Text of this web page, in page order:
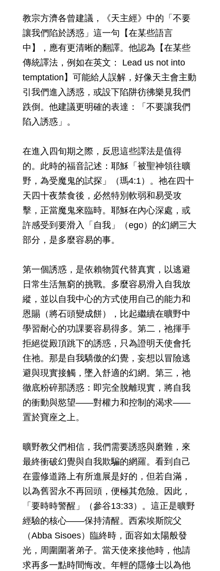
教宗方濟各曾建議，《天主經》中的「不要
讓我們陷於誘惑」這一句【在某些語言
中】，應有更清晰的翻譯。他認為【在某些
傳統譯法，例如在英文： Lead us not into
temptation】可能給人誤解，好像天主會主動
引我們進入誘惑，或設下陷阱彷彿樂見我們
跌倒。他建議更明確的表達：「不要讓我們
陷入誘惑」。
在進入四旬期之際，反思這些譯法是值得
的。此時的福音記述：耶穌「被聖神領往曠
野，為受魔鬼的試探」（瑪4:1）。祂在四十
天四十夜禁食後，必然特別軟弱和易受攻
擊，正當魔鬼來臨時。耶穌在內心深處，或
許感受到要滑入「自我」（ego）的幻網三大
部分，是多麼容易的事。
第一個誘惑，是依賴物質代替真實，以逃避
日常生活無窮的挑戰。多麼容易滑入自我放
縱，並以自我中心的方式使用自己的能力和
恩賜（將石頭變成餅），比起繼續在曠野中
學習耐心的功課要容易得多。第二，祂揮手
拒絕從殿頂跳下的誘惑，只為證明天使會托
住祂。那是自我驕傲的幻覺，妄想以冒險逃
避與現實接觸，墜入舒適的幻網。第三，祂
徹底粉碎那誘惑：即完全脫離現實，將自我
的衝動與慾望——對權力和控制的渴求——
置於寶座之上。
曠野教父們相信，我們需要誘惑與磨難，來
最終衝破幻覺與自我欺騙的網羅。看到自己
在靈修道路上有所進展是好的，但若自滿，
以為舊習永不再回頭，便極其危險。因此，
「要時時警醒」（參谷13:33）。這正是曠野
經驗的核心——保持清醒。西索埃斯院父
（Abba Sisoes）臨終時，面容如太陽般發
光，周圍圍著弟子。當天使來接他時，他請
求再多一點時間悔改。年輕的隱修士以為他